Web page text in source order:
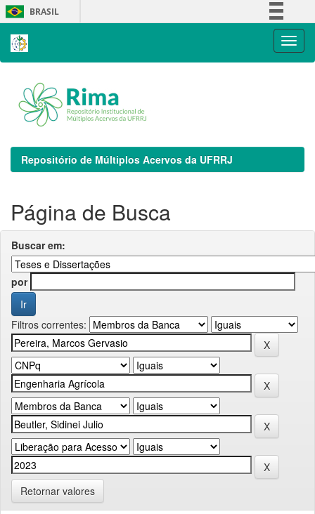
Skip
navigation
BRASIL
Repositório de Múltiplos Acervos da UFRRJ
Página de Busca
Buscar em:
por
Filtros correntes:
Retornar valores